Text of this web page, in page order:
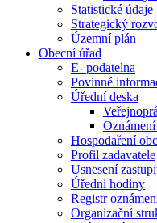
Statistické údaje
Strategický
Územní plán
Obecní úřad
E- podatelna
Povinné
Úřední deska
Hospodaření
Profil zadavatele
Usnesení
Úřední hodiny
Registr
Organizační